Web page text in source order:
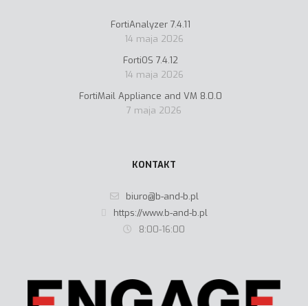
FortiAnalyzer 7.4.11
14 maja 2026
FortiOS 7.4.12
14 maja 2026
FortiMail Appliance and VM 8.0.0
7 maja 2026
KONTAKT
biuro@b-and-b.pl
https://www.b-and-b.pl
8:00-16:00